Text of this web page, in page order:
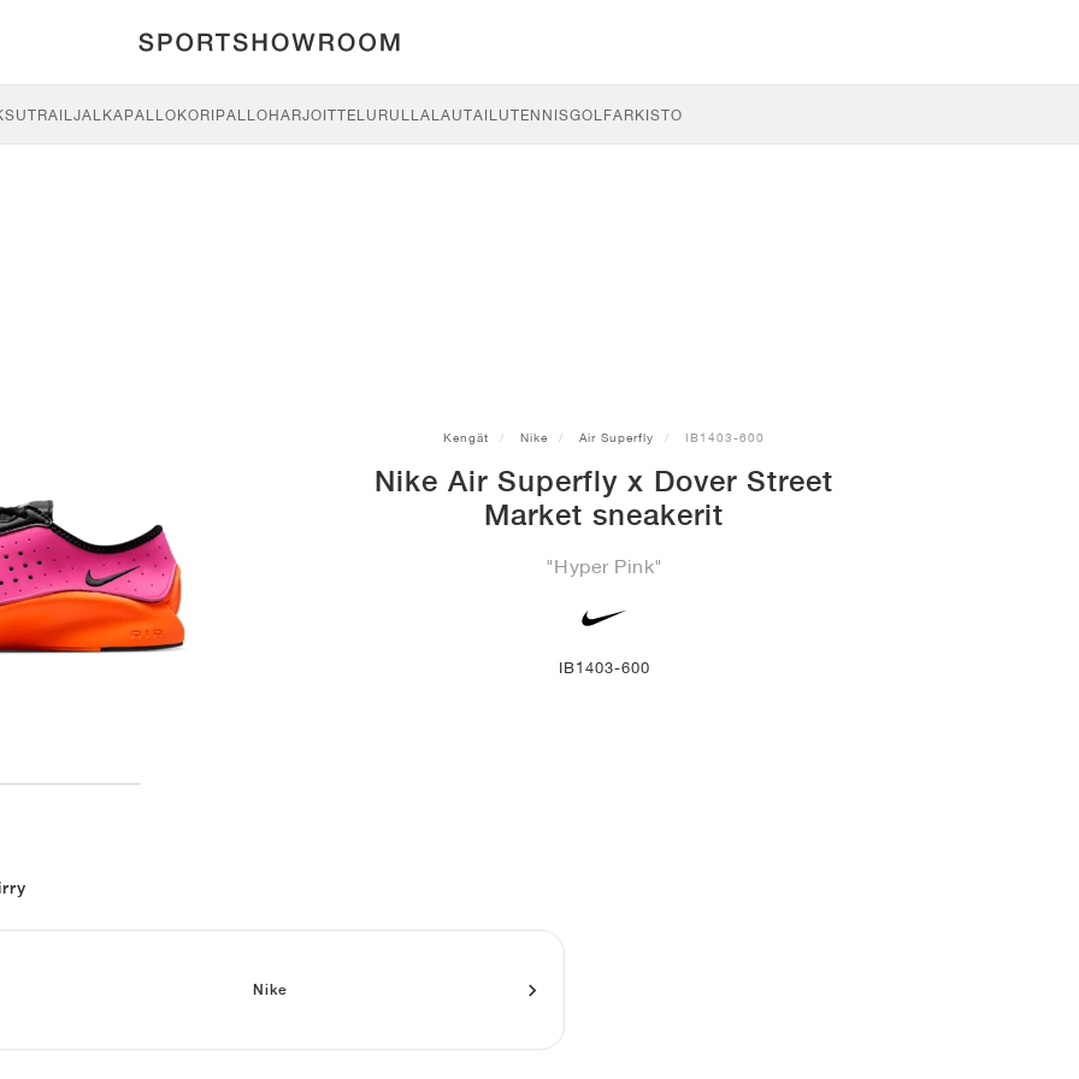
TRAILJALKAPALLOKORIPALLOHARJOITTELU RULLALAUTAILUTENNISGOLFARKISTO
Kengät Nike Air Superfly IB1403-600
Nike Air Superfly x Dover Street
Market sneakerit
"Hyper Pink"
IB1403-600
Nike